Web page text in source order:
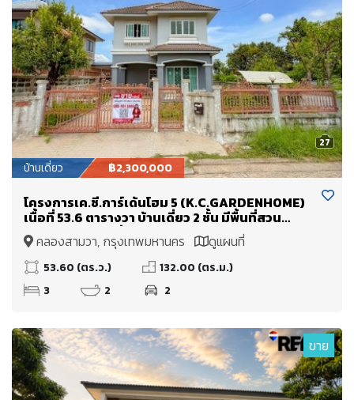
27
บ้านเดี่ยว ฿2,300,000
โครงการเค.ซี.การ์เด้นโฮม 5 (K.C.GARDENHOME)
เนื้อที่ 53.6 ตารางวา บ้านเดี่ยว 2 ชั้น มีพื้นที่สวน
บริเวณรอบบ้าน สิ่งแวดล้อมดี
คลองสามวา, กรุงเทพมหานคร ดูแผนที่
53.60 (ตร.ว.)
132.00 (ตร.ม.)
3
2 2
ขาย